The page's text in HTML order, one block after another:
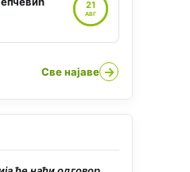
21
АВГ
Све најаве →